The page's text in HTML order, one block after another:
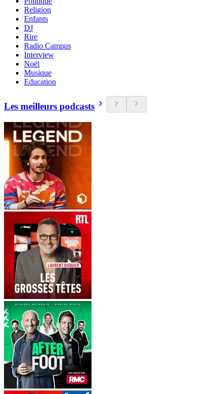
Religion
Enfants
DJ
Rire
Radio Campus
Interview
Noël
Musique
Education
Les meilleurs podcasts